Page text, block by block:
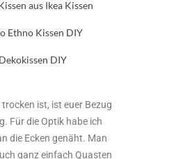
ist, ist euer Bezug
Für die Optik habe ich
die Ecken genäht. Man
ganz einfach Quasten